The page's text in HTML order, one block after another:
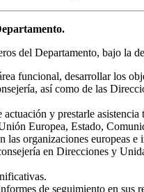
del Departamento, bajo la
funcional, desarrollar los
así como de las
y prestarle
Europea, Estado,
organizaciones europeas e
en Direcciones y
de seguimiento en